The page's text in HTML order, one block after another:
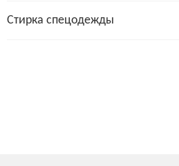
Стирка спецодежды